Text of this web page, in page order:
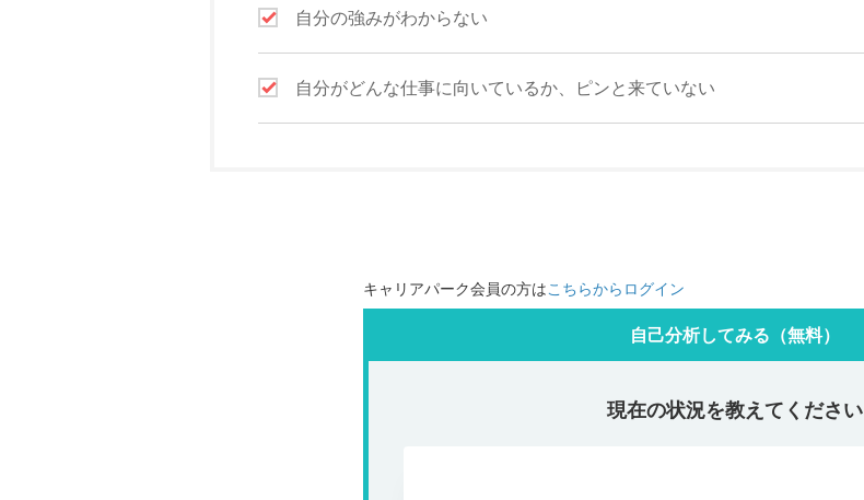
自分の強みがわからない
自分がどんな仕事に向いているか、ピンと来ていない
キャリアパーク会員の方はこちらからログイン
自己分析してみる（無料）
現在の状況を教えてください